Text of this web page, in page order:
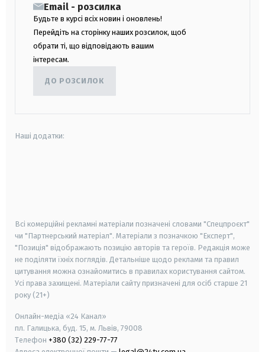
Email - розсилка
Будьте в курсі всіх новин і оновлень!
Перейдіть на сторінку наших розсилок, щоб
обрати ті, що відповідають вашим
інтересам.
ДО РОЗСИЛОК
Наші додатки:
Всі комерційні рекламні матеріали позначені словами "Спецпроєкт"
чи "Партнерський матеріал". Матеріали з позначкою "Експерт",
"Позиція" відображають позицію авторів та героїв. Редакція може
не поділяти їхніх поглядів. Детальніше щодо реклами та правил
цитування можна ознайомитись в правилах користування сайтом.
Усі права захищені. Матеріали сайту призначені для осіб старше 21
року (21+)
Онлайн-медіа «24 Канал»
пл. Галицька, буд. 15, м. Львів, 79008
Телефон +380 (32) 229-77-77